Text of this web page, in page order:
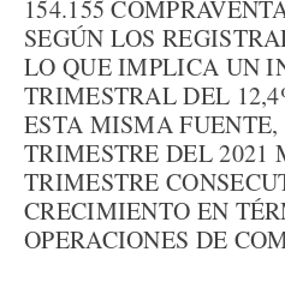
154.155
SEGÚN LOS
LO QUE IMPLICA UN
TRIMESTRAL DEL
ESTA MISMA FUENTE,
TRIMESTRE DEL 2021
TRIMESTRE
CRECIMIENTO EN
OPERACIONES DE